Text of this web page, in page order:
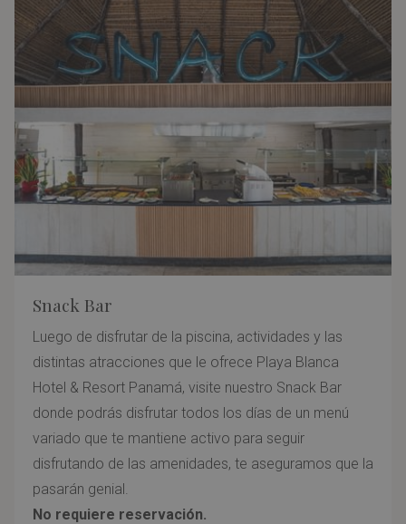
Snack Bar
Luego de disfrutar de la piscina, actividades y las
distintas atracciones que le ofrece Playa Blanca
Hotel & Resort Panamá, visite nuestro Snack Bar
donde podrás disfrutar todos los días de un menú
variado que te mantiene activo para seguir
disfrutando de las amenidades, te aseguramos que la
pasarán genial.
No requiere reservación.